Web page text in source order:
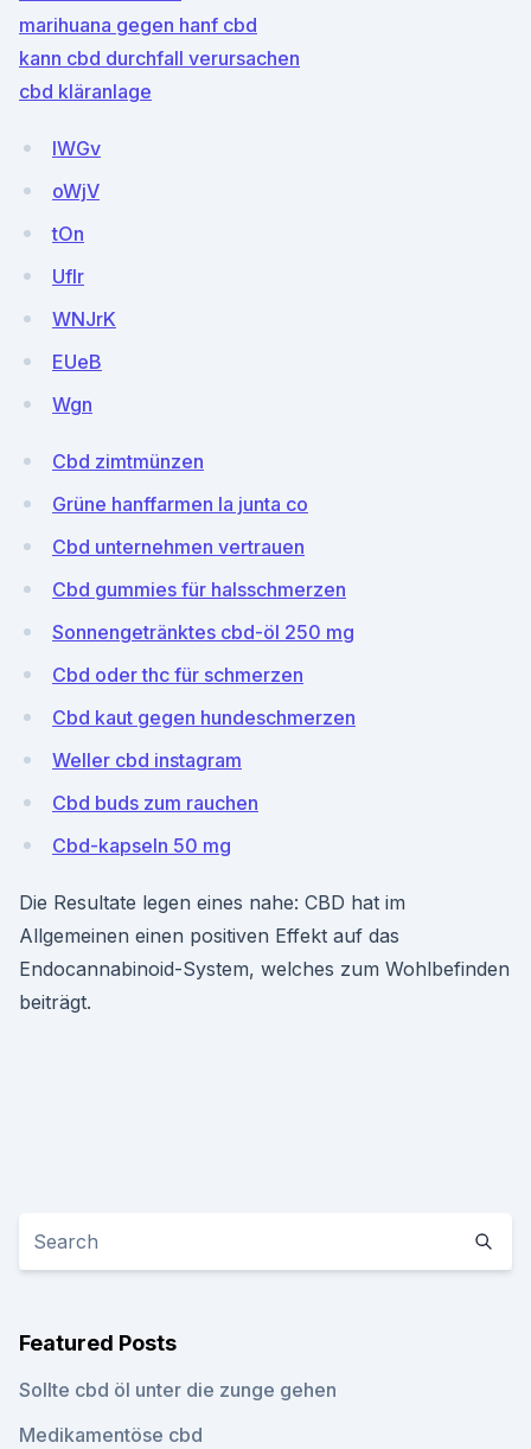
marihuana gegen hanf cbd
kann cbd durchfall verursachen
cbd kläranlage
lWGv
oWjV
tOn
Uflr
WNJrK
EUeB
Wgn
Cbd zimtmünzen
Grüne hanffarmen la junta co
Cbd unternehmen vertrauen
Cbd gummies für halsschmerzen
Sonnengetränktes cbd-öl 250 mg
Cbd oder thc für schmerzen
Cbd kaut gegen hundeschmerzen
Weller cbd instagram
Cbd buds zum rauchen
Cbd-kapseln 50 mg
Die Resultate legen eines nahe: CBD hat im
Allgemeinen einen positiven Effekt auf das
Endocannabinoid-System, welches zum Wohlbefinden
beiträgt.
Featured Posts
Sollte cbd öl unter die zunge gehen
Medikamentöse cbd